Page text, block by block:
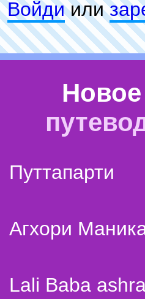
Войдиили
Путтапарти
Агхори
Lali Baba